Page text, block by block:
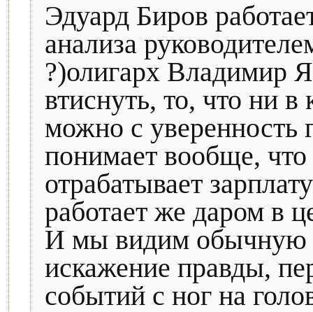
Эдуард Биров
анализа
?)олигарх Владимир
втиснуть, то, что ни в
можно с уверенность
понимает вообще, что
отрабатывает
работает же даром в
И мы видим обычную
искажение правды,
событий с ног на